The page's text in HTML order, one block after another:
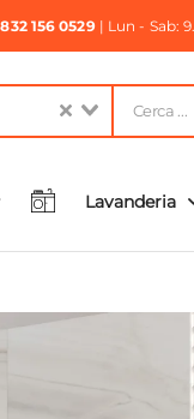
156 0529| Lun - Sab:
Lavanderia